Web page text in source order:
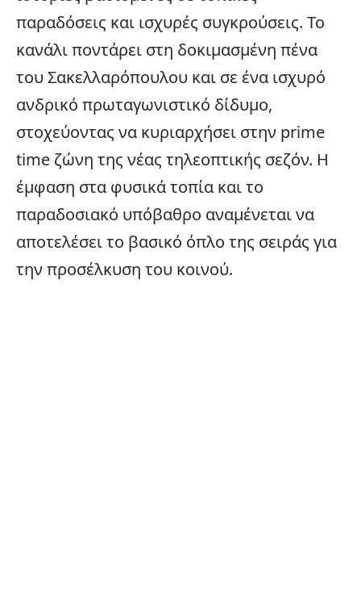
παραδόσεις και ισχυρές συγκρούσεις. Το
κανάλι ποντάρει στη δοκιμασμένη πένα
του Σακελλαρόπουλου και σε ένα ισχυρό
ανδρικό πρωταγωνιστικό δίδυμο,
στοχεύοντας να κυριαρχήσει στην prime
time ζώνη της νέας τηλεοπτικής σεζόν. Η
έμφαση στα φυσικά τοπία και το
παραδοσιακό υπόβαθρο αναμένεται να
αποτελέσει το βασικό όπλο της σειράς για
την προσέλκυση του κοινού.